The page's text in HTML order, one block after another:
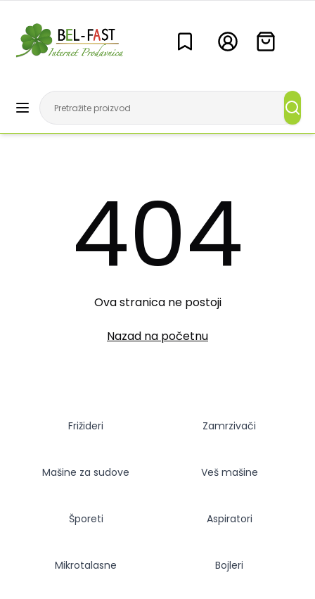
404
Ova stranica ne postoji
Nazad na početnu
Frižideri Zamrzivači
Mašine za sudove Veš mašine
Šporeti Aspiratori
Mikrotalasne Bojleri